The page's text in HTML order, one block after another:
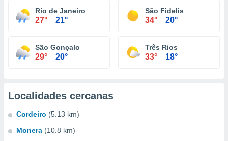
Río de Janeiro
27° 21°
São Fidelis
34° 20°
São Gonçalo
29° 20°
Três Rios
33° 18°
Localidades cercanas
Cordeiro (5.13 km)
Monera (10.8 km)